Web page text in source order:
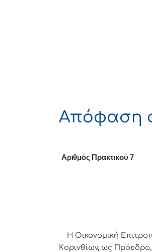
Απόφαση
Αριθμός Πρακτικού 7
Η Οικονομική
Κoριvθίωv, ως